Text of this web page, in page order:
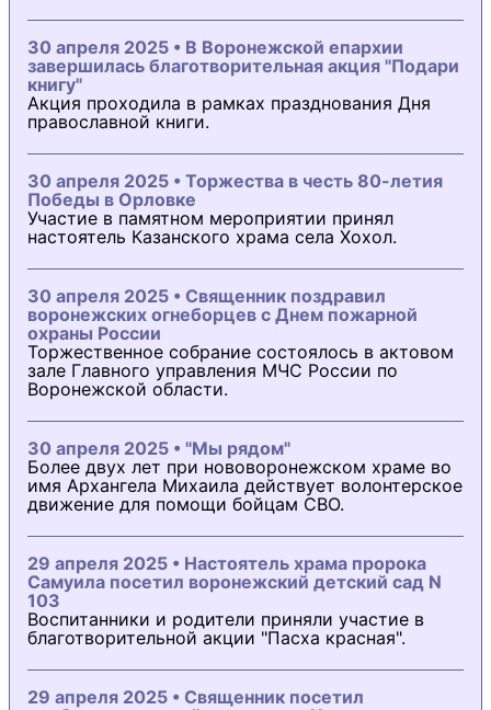
30 апреля 2025 • В Воронежской епархии
завершилась благотворительная акция "Подари
книгу"
Акция проходила в рамках празднования Дня
православной книги.
30 апреля 2025 • Торжества в честь 80-летия
Победы в Орловке
Участие в памятном мероприятии принял
настоятель Казанского храма села Хохол.
30 апреля 2025 • Священник поздравил
воронежских огнеборцев с Днем пожарной
охраны России
Торжественное собрание состоялось в актовом
зале Главного управления МЧС России по
Воронежской области.
30 апреля 2025 • "Мы рядом"
Более двух лет при нововоронежском храме во
имя Архангела Михаила действует волонтерское
движение для помощи бойцам СВО.
29 апреля 2025 • Настоятель храма пророка
Самуила посетил воронежский детский сад N
103
Воспитанники и родители приняли участие в
благотворительной акции "Пасха красная".
29 апреля 2025 • Священник посетил